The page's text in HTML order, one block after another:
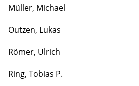
Müller, Michael
Outzen, Lukas
Römer, Ulrich
Ring, Tobias P.